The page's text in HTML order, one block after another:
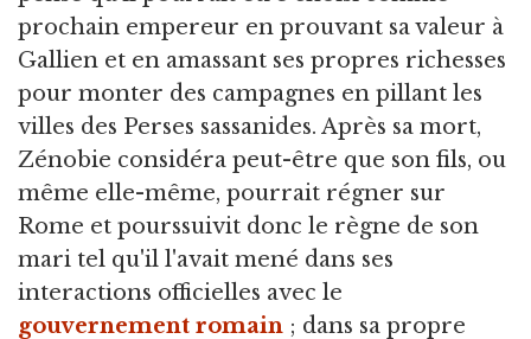
prochain empereur en prouvant sa valeur à
Gallien et en amassant ses propres richesses
pour monter des campagnes en pillant les
villes des Perses sassanides. Après sa mort,
Zénobie considéra peut-être que son fils, ou
même elle-même, pourrait régner sur
Rome et pourssuivit donc le règne de son
mari tel qu'il l'avait mené dans ses
interactions officielles avec le
gouvernement romain ; dans sa propre